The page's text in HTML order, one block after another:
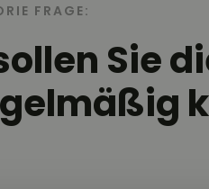
Sie
FRAGE: